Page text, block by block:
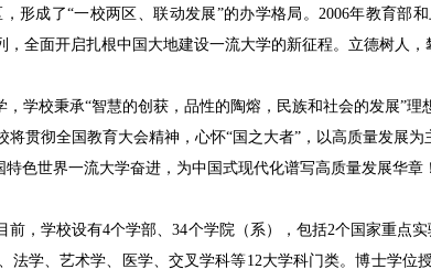
形成了“一校两区、联动发展”的办学格局。2006年教育部
全面开启扎根中国大地建设一流大学的新征程。立德树人，
学校秉承“智慧的创获，品性的陶熔，民族和社会的发展”理
贯彻全国教育大会精神，心怀“国之大者”，以高质量发展
色世界一流大学奋进，为中国式现代化谱写高质量发展华章！
，学校设有4个学部、34个学院（系），包括2个国家重点
学、艺术学、医学、交叉学科等12大学科门类。博士学位